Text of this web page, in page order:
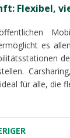
Flexibel,
es
für alle, die